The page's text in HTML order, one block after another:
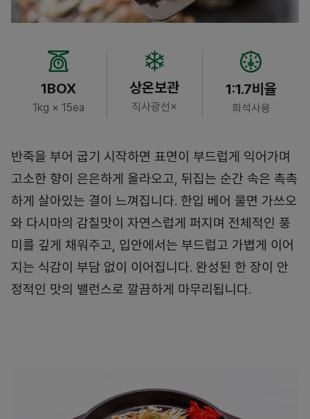
1BOX
1kg × 15ea
상온보관
직사광선×
1:1.7비율
희석사용
반죽을 부어 굽기 시작하면 표면이 부드럽게 익어가며
고소한 향이 은은하게 올라오고, 뒤집는 순간 속은 촉촉
하게 살아있는 결이 느껴집니다. 한입 베어 물면 가쓰오
와 다시마의 감칠맛이 자연스럽게 퍼지며 전체적인 풍
미를 깊게 채워주고, 입안에서는 부드럽고 가볍게 이어
지는 식감이 부담 없이 이어집니다. 완성된 한 장이 안
정적인 맛의 밸런스로 깔끔하게 마무리됩니다.